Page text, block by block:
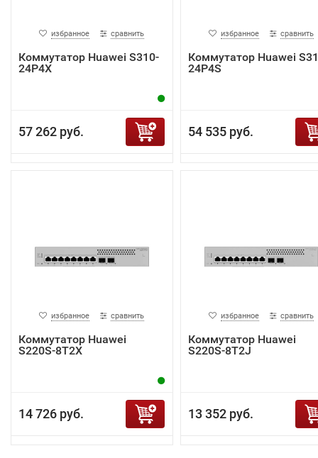
избранное сравнить
Коммутатор Huawei S310-
24P4X
57 262 руб.
избранное сравнить
Коммутатор Huawei
24P4S
54 535 руб.
избранное сравнить
Коммутатор Huawei
S220S-8T2X
14 726 руб.
избранное сравнить
Коммутатор Huawei
S220S-8T2J
13 352 руб.